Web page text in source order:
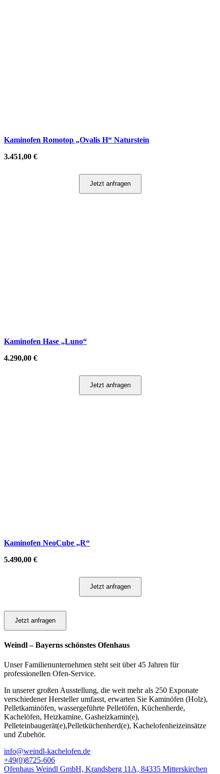
Kaminofen Romotop „Ovalis H“ Naturstein
3.451,00 €
Jetzt anfragen
Kaminofen Hase „Luno“
4.290,00 €
Jetzt anfragen
Kaminofen NeoCube „R“
5.490,00 €
Jetzt anfragen
Jetzt anfragen
Weindl – Bayerns schönstes Ofenhaus
Unser Familienunternehmen steht seit über 45 Jahren für
professionellen Ofen-Service.
In unserer großen Ausstellung, die weit mehr als 250 Exponate
verschiedener Hersteller umfasst, erwarten Sie Kaminöfen (Holz),
Pelletkaminöfen, wassergeführte Pelletöfen, Küchenherde,
Kachelöfen, Heizkamine, Gasheizkamin(e),
Pelleteinbaugerät(e),Pelletküchenherd(e), Kachelofenheizeinsätze
und Zubehör.
info@weindl-kachelofen.de
+49(0)8725-606
Ofenhaus Weindl GmbH, Krandsberg 11A, 84335 Mitterskirchen